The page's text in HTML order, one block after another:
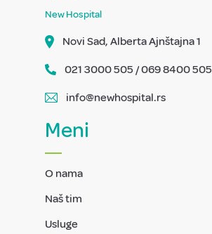
New Hospital
Novi Sad, Alberta Ajnštajna 1
021 3000 505 / 069 8400 505
info@newhospital.rs
Meni
O nama
Naš tim
Usluge